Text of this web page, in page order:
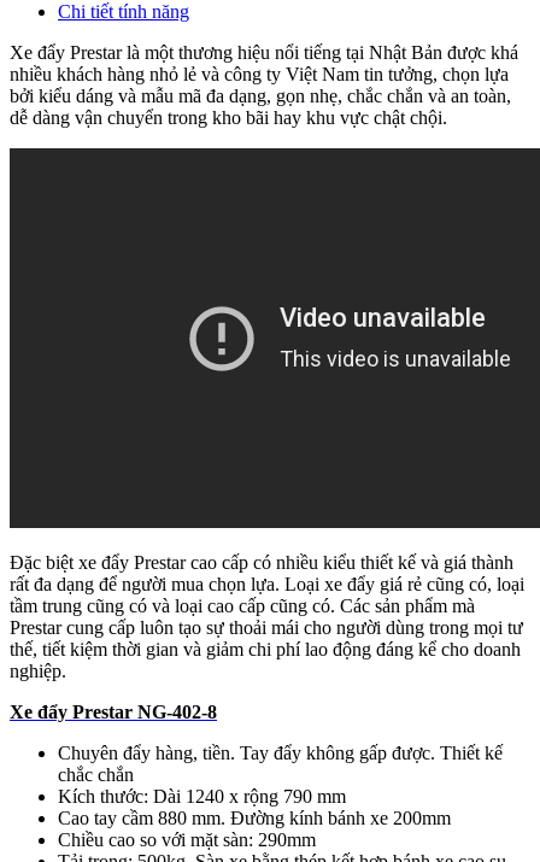
Chi tiết tính năng
Xe đẩy Prestar là một thương hiệu nổi tiếng tại Nhật Bản được khá
nhiều khách hàng nhỏ lẻ và công ty Việt Nam tin tưởng, chọn lựa
bởi kiểu dáng và mẫu mã đa dạng, gọn nhẹ, chắc chắn và an toàn,
dễ dàng vận chuyển trong kho bãi hay khu vực chật chội.
Đặc biệt xe đẩy Prestar cao cấp có nhiều kiểu thiết kế và giá thành
rất đa dạng để người mua chọn lựa. Loại xe đẩy giá rẻ cũng có, loại
tầm trung cũng có và loại cao cấp cũng có. Các sản phẩm mà
Prestar cung cấp luôn tạo sự thoải mái cho người dùng trong mọi tư
thế, tiết kiệm thời gian và giảm chi phí lao động đáng kể cho doanh
nghiệp.
Xe đẩy Prestar NG-402-8
Chuyên đẩy hàng, tiền. Tay đẩy không gấp được. Thiết kế
chắc chắn
Kích thước: Dài 1240 x rộng 790 mm
Cao tay cầm 880 mm. Đường kính bánh xe 200mm
Chiều cao so với mặt sàn: 290mm